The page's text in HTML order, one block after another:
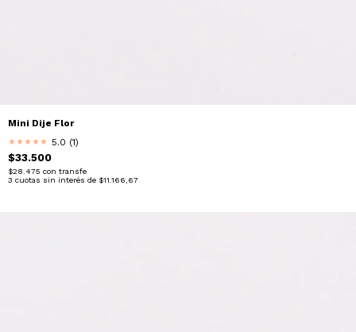
Mini Dije Flor
★★★★★ 5.0 (1)
$33.500
$28.475 con transfe
3 cuotas sin interés de $11.166,67